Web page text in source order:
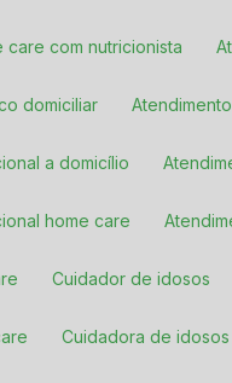
care com nutricionista
domiciliar
a domicílio
home care
Cuidador de idosos
Cuidadora de